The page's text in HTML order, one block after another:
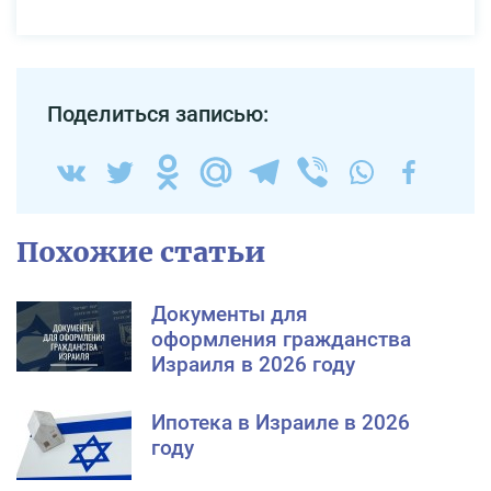
Поделиться записью:
Похожие статьи
Документы для
оформления гражданства
Израиля в 2026 году
Ипотека в Израиле в 2026
году